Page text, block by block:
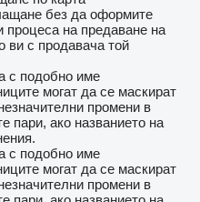
без да оформите
на предаване на
ви с продавача той
с подобно име
могат да се маскират
промени в
пари, ако названието на
с подобно име
могат да се маскират
промени в